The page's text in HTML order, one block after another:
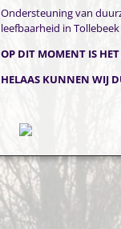
Ondersteuning van
leefbaarheid in
OP DIT MOMENT IS
HELAAS KUNNEN WIJ